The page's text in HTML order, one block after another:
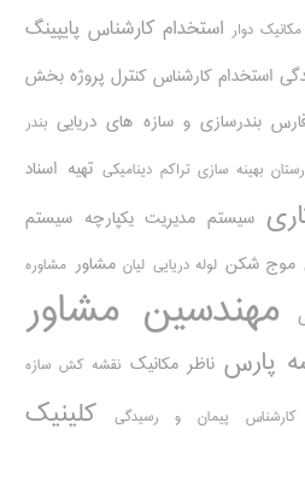
دوار استخدام کارشناس پایپینگ
استخدام کارشناس کنترل پروژه بخش
بندرسازی و سازه های دریایی بندر
بهینه سازی تراکم دینامیکی تهیه اسناد
سیستم مدیریت یکپارچه سیستم
موج شکن لوله دریایی لیان مشاور مشاوره
مهندسین مشاور
پارس ناظر مکانیک نقشه کش سازه
کارشناس پیمان و رسیدگی
کلینیک